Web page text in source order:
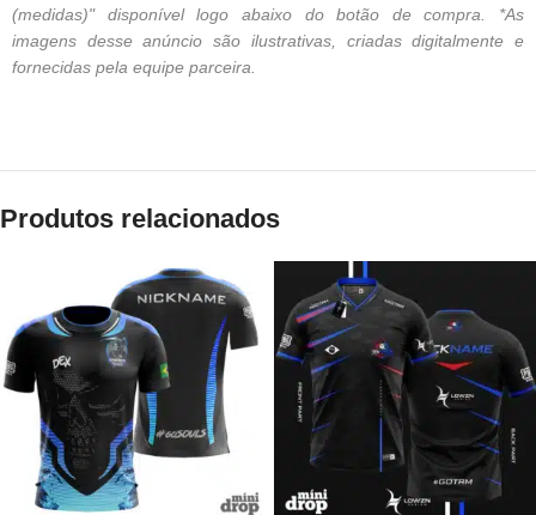
(medidas)" disponível logo abaixo do botão de compra. *As
imagens desse anúncio são ilustrativas, criadas digitalmente e
fornecidas pela equipe parceira.
Produtos relacionados